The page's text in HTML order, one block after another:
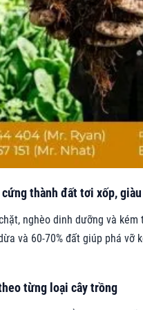
cứng thành đất tơi xốp,
nghèo dinh dưỡng và kém
và 60-70% đất giúp phá
từng loại cây trồng